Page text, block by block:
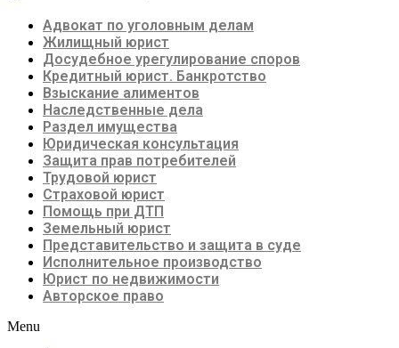
Адвокат по уголовным делам
Жилищный юрист
Досудебное урегулирование споров
Кредитный юрист. Банкротство
Взыскание алиментов
Наследственные дела
Раздел имущества
Юридическая консультация
Защита прав потребителей
Трудовой юрист
Страховой юрист
Помощь при ДТП
Земельный юрист
Представительство и защита в суде
Исполнительное производство
Юрист по недвижимости
Авторское право
Menu